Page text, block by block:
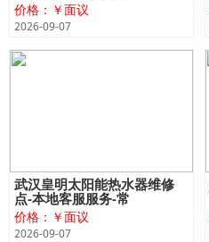
价格：￥面议
2026-09-07
武汉皇明太阳能热水器维修
点-本地客服服务-常
价格：￥面议
2026-09-07